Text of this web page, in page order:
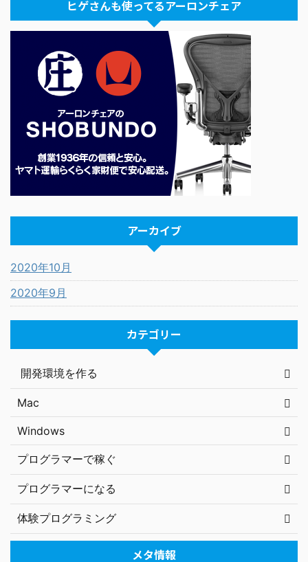
ヒゲさんも使ってるアーロンチェア
アーカイブ
2020年10月
2020年9月
カテゴリー
開発環境を作る
Mac
Windows
プログラマーで稼ぐ
プログラマーになる
体験プログラミング
メタ情報